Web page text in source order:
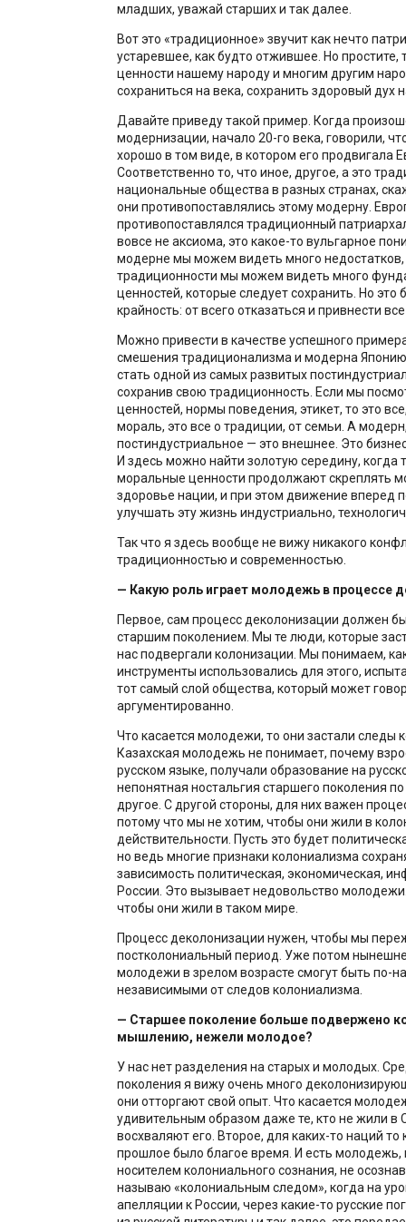
младших, уважай старших и так далее.
Вот это «традиционное» звучит как нечто
устаревшее, как будто отжившее. Но простите,
ценности нашему народу и многим другим
сохраниться на века, сохранить здоровый дух
Давайте приведу такой пример. Когда
модернизации, начало 20-го века, говорили,
хорошо в том виде, в котором его продвигала
Соответственно то, что иное, другое, а это
национальные общества в разных странах,
они противопоставлялись этому модерну.
противопоставлялся традиционный
вовсе не аксиома, это какое-то вульгарное
модерне мы можем видеть много недостатков,
традиционности мы можем видеть много
ценностей, которые следует сохранить. Но это
крайность: от всего отказаться и привнести
Можно привести в качестве успешного
смешения традиционализма и модерна
стать одной из самых развитых
сохранив свою традиционность. Если мы
ценностей, нормы поведения, этикет, то это
мораль, это все о традиции, от семьи. А
постиндустриальное — это внешнее. Это
И здесь можно найти золотую середину, когда
моральные ценности продолжают скреплять
здоровье нации, и при этом движение вперед
улучшать эту жизнь индустриально,
Так что я здесь вообще не вижу никакого
традиционностью и современностью.
— Какую роль играет молодежь в процессе
Первое, сам процесс деколонизации должен
старшим поколением. Мы те люди, которые
нас подвергали колонизации. Мы понимаем,
инструменты использовались для этого,
тот самый слой общества, который может
аргументированно.
Что касается молодежи, то они застали следы
Казахская молодежь не понимает, почему
русском языке, получали образование на
непонятная ностальгия старшего поколения
другое. С другой стороны, для них важен
потому что мы не хотим, чтобы они жили в
действительности. Пусть это будет
но ведь многие признаки колониализма
зависимость политическая, экономическая,
России. Это вызывает недовольство
чтобы они жили в таком мире.
Процесс деколонизации нужен, чтобы мы
постколониальный период. Уже потом
молодежи в зрелом возрасте смогут быть по-
независимыми от следов колониализма.
— Старшее поколение больше подвержено
мышлению, нежели молодое?
У нас нет разделения на старых и молодых.
поколения я вижу очень много
они отторгают свой опыт. Что касается
удивительным образом даже те, кто не жили в
восхваляют его. Второе, для каких-то наций то
прошлое было благое время. И есть молодежь,
носителем колониального сознания, не
называю «колониальным следом», когда на
апелляции к России, через какие-то русские